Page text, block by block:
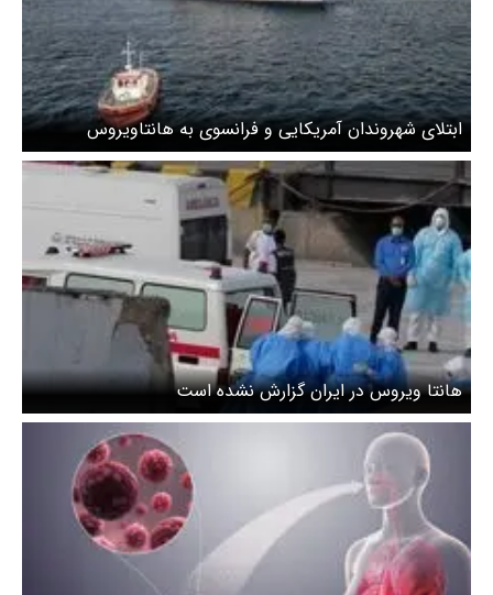
ابتلای شهروندان آمریکایی و فرانسوی به هانتاویروس
هانتا ویروس در ایران گزارش نشده است